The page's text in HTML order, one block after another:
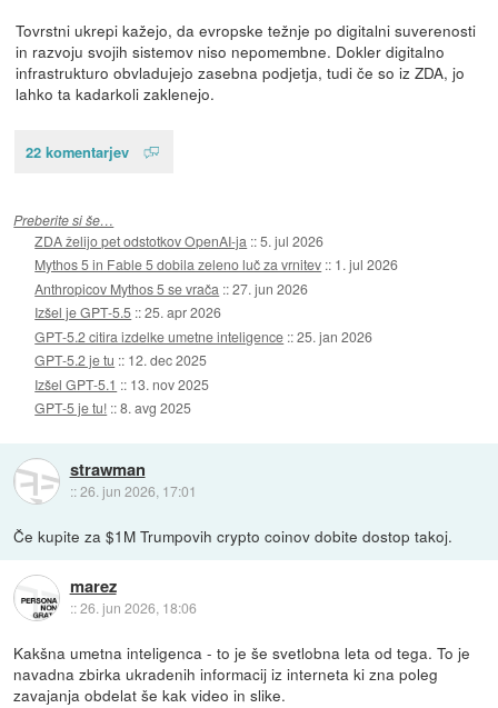
Tovrstni ukrepi kažejo, da evropske težnje po digitalni suverenosti
in razvoju svojih sistemov niso nepomembne. Dokler digitalno
infrastrukturo obvladujejo zasebna podjetja, tudi če so iz ZDA, jo
lahko ta kadarkoli zaklenejo.
22 komentarjev
Preberite si še…
ZDA želijo pet odstotkov OpenAI-ja ::5. jul 2026
Mythos 5 in Fable 5 dobila zeleno luč za vrnitev :: 1. jul 2026
Anthropicov Mythos 5 se vrača ::27. jun 2026
Izšel je GPT-5.5 ::25. apr 2026
GPT-5.2 citira izdelke umetne inteligence ::25. jan 2026
GPT-5.2 je tu :: 12. dec 2025
Izšel GPT-5.1 :: 13. nov 2025
GPT-5 je tu! ::8. avg 2025
strawman
::26. jun 2026, 17:01
Če kupite za $1M Trumpovih crypto coinov dobite dostop takoj.
marez
::26. jun 2026, 18:06
Kakšna umetna inteligenca - to je še svetlobna leta od tega. To je
navadna zbirka ukradenih informacij iz interneta ki zna poleg
zavajanja obdelat še kak video in slike.